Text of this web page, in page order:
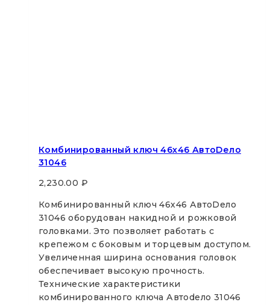
Комбинированный ключ 46х46 АвтоDело
31046
2,230.00 ₽
Комбинированный ключ 46х46 АвтоDело
31046 оборудован накидной и рожковой
головками. Это позволяет работать с
крепежом с боковым и торцевым доступом.
Увеличенная ширина основания головок
обеспечивает высокую прочность.
Технические характеристики
комбинированного ключа Автоdело 31046